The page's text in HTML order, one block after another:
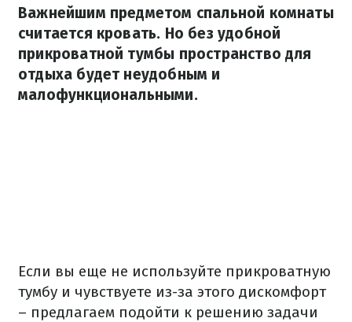
Важнейшим предметом спальной комнаты
считается кровать. Но без удобной
прикроватной тумбы пространство для
отдыха будет неудобным и
малофункциональными.
Если вы еще не используйте прикроватную
тумбу и чувствуете из-за этого дискомфорт
– предлагаем подойти к решению задачи